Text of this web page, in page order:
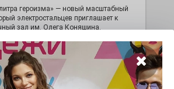
героизма» — новый масштабный
электростальцев приглашает к
зал им. Олега Коняшина.